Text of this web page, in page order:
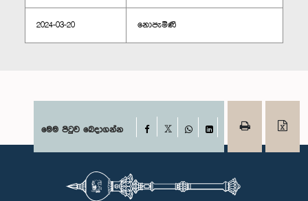
2024-03-20 නොපැමිණි
මෙම පිටුව බෙදාගන්න Facebook
WhatsAppLinkedIn